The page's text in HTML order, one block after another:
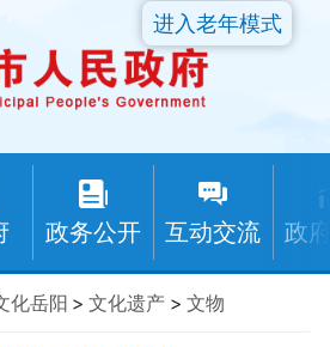
政务公开 互动交流 政
进入老年模式
化岳阳 > 文化遗产 > 文物